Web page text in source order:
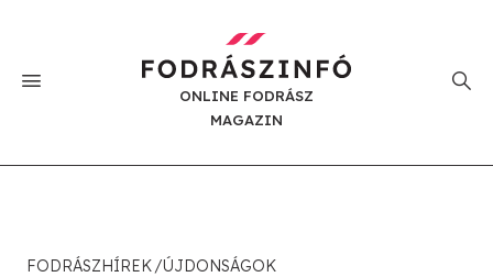
ONLINE FODRÁSZ
MAGAZIN
FODRÁSZHÍREK ÚJDONSÁGOK